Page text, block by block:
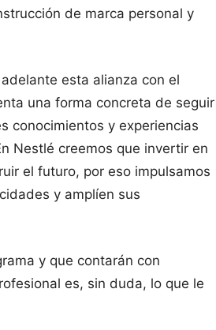
de marca personal y
esta alianza con el
una forma concreta de seguir
conocimientos y experiencias
Nestlé creemos que invertir en
el futuro, por eso impulsamos
y amplíen sus
y que contarán con
es, sin duda, lo que le